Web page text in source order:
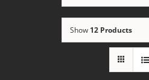
Show 12 Products